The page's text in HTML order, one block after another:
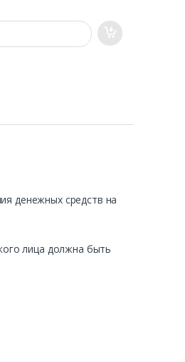
денежных средств на
лица должна быть